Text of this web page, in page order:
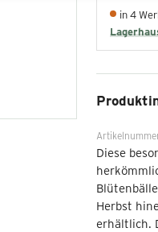
in 4
Diese
Herbst
erhältlich.